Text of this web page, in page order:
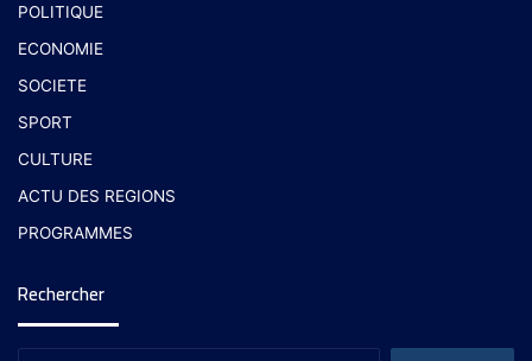
POLITIQUE
ECONOMIE
SOCIETE
SPORT
CULTURE
ACTU DES REGIONS
PROGRAMMES
Rechercher